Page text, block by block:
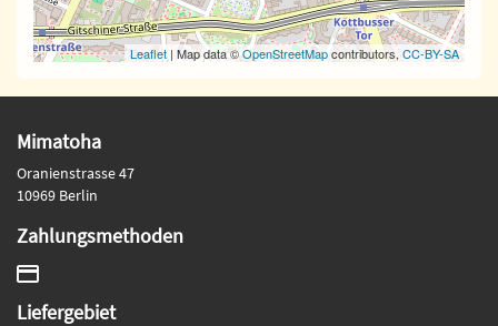
Leaflet | Map data ©OpenStreetMapcontributors,CC-BY-SA
Mimatoha
Oranienstrasse 47
10969 Berlin
Zahlungsmethoden
Liefergebiet